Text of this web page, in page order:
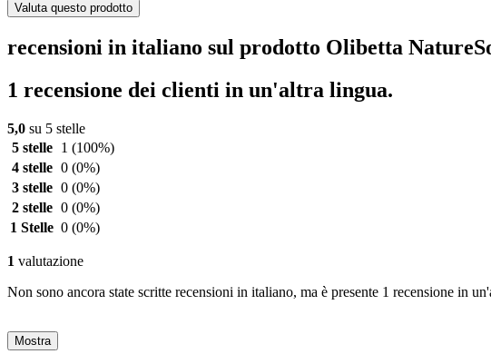
Valuta questo prodotto
recensioni in italiano sul prodotto Olibetta
1 recensione dei clienti in un'altra lingua.
5,0 su 5 stelle
5 stelle
1 (100%)
4 stelle 0 (0%)
3 stelle 0 (0%)
2 stelle 0 (0%)
1 Stelle 0 (0%)
1 valutazione
Non sono ancora state scritte recensioni in italiano, ma è presente 1 recensione in
Mostra